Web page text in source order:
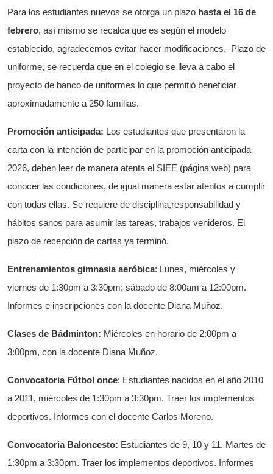
Para los estudiantes nuevos se otorga un plazo hasta el 16 de
febrero, así mismo se recalca que es según el modelo
establecido, agradecemos evitar hacer modificaciones. Plazo de
uniforme, se recuerda que en el colegio se lleva a cabo el
proyecto de banco de uniformes lo que permitió beneficiar
aproximadamente a 250 familias.
Promoción anticipada: Los estudiantes que presentaron la
carta con la intención de participar en la promoción anticipada
2026, deben leer de manera atenta el SIEE (página web) para
conocer las condiciones, de igual manera estar atentos a cumplir
con todas ellas. Se requiere de disciplina,responsabilidad y
hábitos sanos para asumir las tareas, trabajos venideros. El
plazo de recepción de cartas ya terminó.
Entrenamientos gimnasia aeróbica: Lunes, miércoles y
viernes de 1:30pm a 3:30pm; sábado de 8:00am a 12:00pm.
Informes e inscripciones con la docente Diana Muñoz.
Clases de Bádminton: Miércoles en horario de 2:00pm a
3:00pm, con la docente Diana Muñoz.
Convocatoria Fútbol once: Estudiantes nacidos en el año 2010
a 2011, miércoles de 1:30pm a 3:30pm. Traer los implementos
deportivos. Informes con el docente Carlos Moreno.
Convocatoria Baloncesto: Estudiantes de 9, 10 y 11. Martes de
1:30pm a 3:30pm. Traer los implementos deportivos. Informes